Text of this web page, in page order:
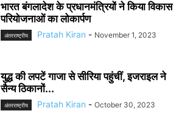
भारत बंगलादेश के प्रधानमंत्रियों ने किया विकास
परियोजनाओं का लोकार्पण
अंतरराष्ट्रीय Pratah Kiran - November 1, 2023
युद्ध की लपटें गाजा से सीरिया पहुंचीं, इजराइल ने
सैन्य ठिकानों...
अंतरराष्ट्रीय Pratah Kiran - October 30, 2023